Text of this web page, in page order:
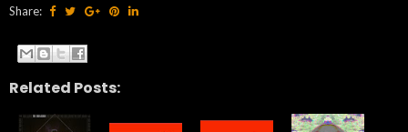
Share:
Related Posts: